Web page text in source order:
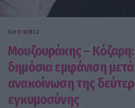
SHOWBIZ
Μουζουράκης –
δημόσια εμφάνιση
ανακοίνωση της
εγκυμοσύνης